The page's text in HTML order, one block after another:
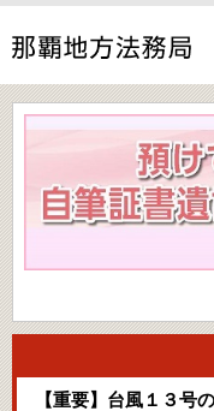
【重要】台風１３号